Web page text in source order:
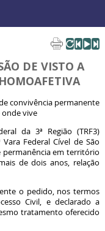
DE VISTO A
convivência permanente
onde vive
da 3ª Região (TRF3)
Federal Cível de São
permanência em território
de dois anos, relação
o pedido, nos termos
Civil, e declarado a
tratamento oferecido